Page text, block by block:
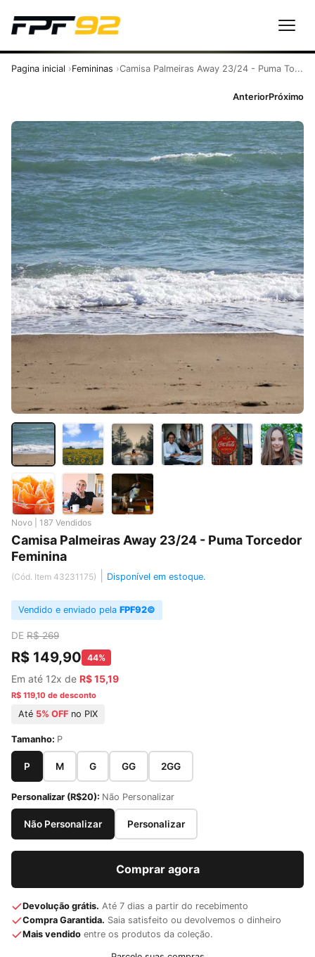
Pagina inicial Femininas Camisa Palmeiras Away 23/24 - Puma To...
AnteriorPróximo
Novo | 187 Vendidos
Camisa Palmeiras Away 23/24 - Puma Torcedor
Feminina
(Cód. Item 43231175) Disponível em estoque.
Vendido e enviado pela FPF92©
DE R$ 269
R$ 149,90 44%
Em até 12x de R$ 15,19
R$ 119,10 de desconto
Até 5% OFF no PIX
Tamanho: P
P M G GG 2GG
Personalizar (R$20): Não Personalizar
Não Personalizar Personalizar
Comprar agora
Devolução grátis. Até 7 dias a partir do recebimento
Compra Garantida. Saia satisfeito ou devolvemos o dinheiro
Mais vendido entre os produtos da coleção.